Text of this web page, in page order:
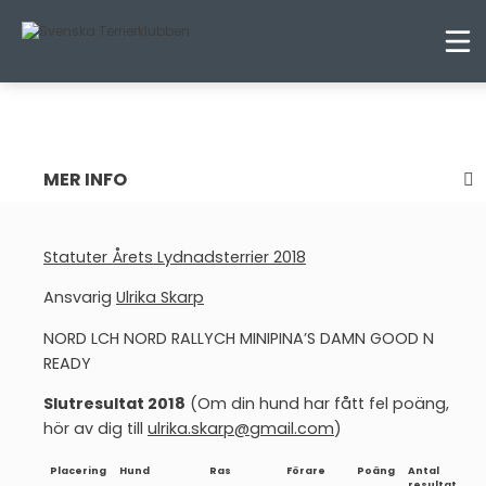
MER INFO
/home/terrnse/public_html/wp-
content/themes/terrierklubben-2023/parts/sidebar-
nav.php
on line 5
ÅRETS BRUKSTERRIER
ÅRETS LYDNADSTERRIER
ÅRETS NOSEWORKTERRIER
ÅRETS RALLYTERRIER
Statuter Årets Lydnadsterrier 2018
Ansvarig Ulrika Skarp
NORD LCH NORD RALLYCH MINIPINA’S DAMN GOOD N
READY
Slutresultat 2018 (Om din hund har fått fel poäng,
hör av dig till ulrika.skarp@gmail.com)
Placering Hund Ras Förare Poäng
Antal